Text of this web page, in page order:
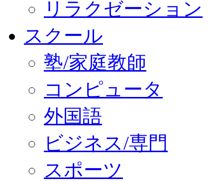
リラクゼーション
スクール
塾/家庭教師
コンピュータ
外国語
ビジネス/専門
スポーツ